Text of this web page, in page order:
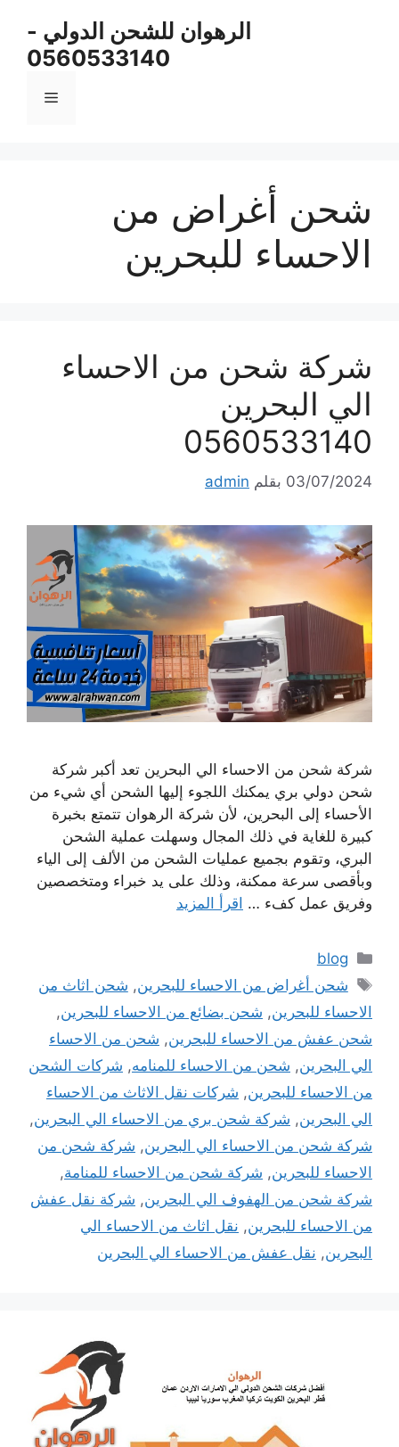
الرهوان للشحن الدولي -
0560533140
القائمة
شحن أغراض من
الاحساء للبحرين
شركة شحن من الاحساء
الي البحرين
0560533140
03/07/2024 بقلم admin
شركة شحن من الاحساء الي البحرين تعد أكبر شركة
شحن دولي بري يمكنك اللجوء إليها الشحن أي شيء من
الأحساء إلى البحرين، لأن شركة الرهوان تتمتع بخبرة
كبيرة للغاية في ذلك المجال وسهلت عملية الشحن
البري، وتقوم بجميع عمليات الشحن من الألف إلى الياء
وبأقصى سرعة ممكنة، وذلك على يد خبراء ومتخصصين
وفريق عمل كفء … اقرأ المزيد
التصنيفات
blog
الوسوم
شحن أغراض من الاحساء للبحرين, شحن اثاث من
الاحساء للبحرين, شحن بضائع من الاحساء للبحرين,
شحن عفش من الاحساء للبحرين, شحن من الاحساء
الي البحرين, شحن من الاحساء للمنامه, شركات الشحن
من الاحساء للبحرين, شركات نقل الاثاث من الاحساء
الي البحرين, شركة شحن بري من الاحساء الي البحرين,
شركة شحن من الاحساء الي البحرين, شركة شحن من
الاحساء للبحرين, شركة شحن من الاحساء للمنامة,
شركة شحن من الهفوف الي البحرين, شركة نقل عفش
من الاحساء للبحرين, نقل اثاث من الاحساء الي
البحرين, نقل عفش من الاحساء الي البحرين